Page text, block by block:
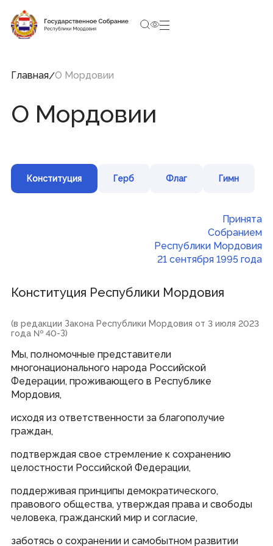
3:16:59
7 августа 2026, Пятница
Структура Государственного Собрания
Заместители Председателя
Совет
Комитеты и комиссии
Фракции
СМИ о нас
Контакты пресс-службы
Выступления Председателя Госсударственного
Законодательная деятельность
Законопроекты и проекты постановлений
Итоги деятельности Государственного Собрания
Повестки сессий
План законопроектной работы
Результаты голосований
Стенограммы заседаний
Порядок обжалования законов
Представительная деятельность
Межпарламентское сотрудничество
Дни депутата
Главная О Мордовии
О Мордовии
Конституция Герб Флаг Гимн
Принята
Собранием
Республики Мордовия
21 сентября 1995 года
Конституция Республики Мордовия
(в редакции Закона Республики Мордовия от 3 июля 2023
года № 40-З)
Мы, полномочные представители
многонационального народа Российской
Федерации, проживающего в Республике
Мордовия,
исходя из ответственности за благополучие
граждан,
подтверждая свое стремление к сохранению
целостности Российской Федерации,
поддерживая принципы демократического,
правового общества, утверждая права и свободы
человека, гражданский мир и согласие,
заботясь о сохранении и самобытном развитии